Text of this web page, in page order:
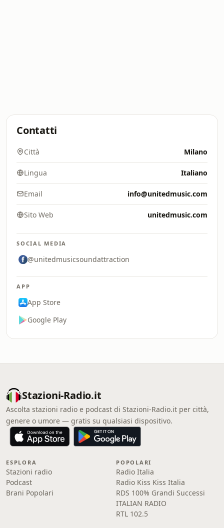
Contatti
Città Milano
Lingua Italiano
Email info@unitedmusic.com
Sito Web unitedmusic.com
SOCIAL MEDIA
@unitedmusicsoundattraction
APP
App Store
Google Play
Stazioni-Radio.it
Ascolta stazioni radio e podcast di Stazioni-Radio.it per città,
genere o umore — gratis su qualsiasi dispositivo.
ESPLORA
Stazioni radio
Podcast
Brani Popolari
POPOLARI
Radio Italia
Radio Kiss Kiss Italia
RDS 100% Grandi Successi
ITALIAN RADIO
RTL 102.5